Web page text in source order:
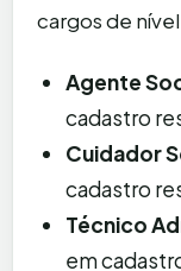
cargos de
Agente
cadastro
Cuidador
cadastro
Técnico
em